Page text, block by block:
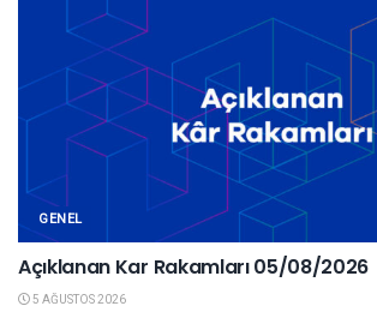
GENEL
Açıklanan Kar Rakamları 05/08/2026
5 AĞUSTOS 2026